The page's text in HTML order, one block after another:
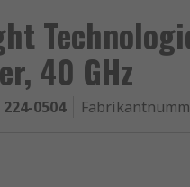
40 GHz
224-0504